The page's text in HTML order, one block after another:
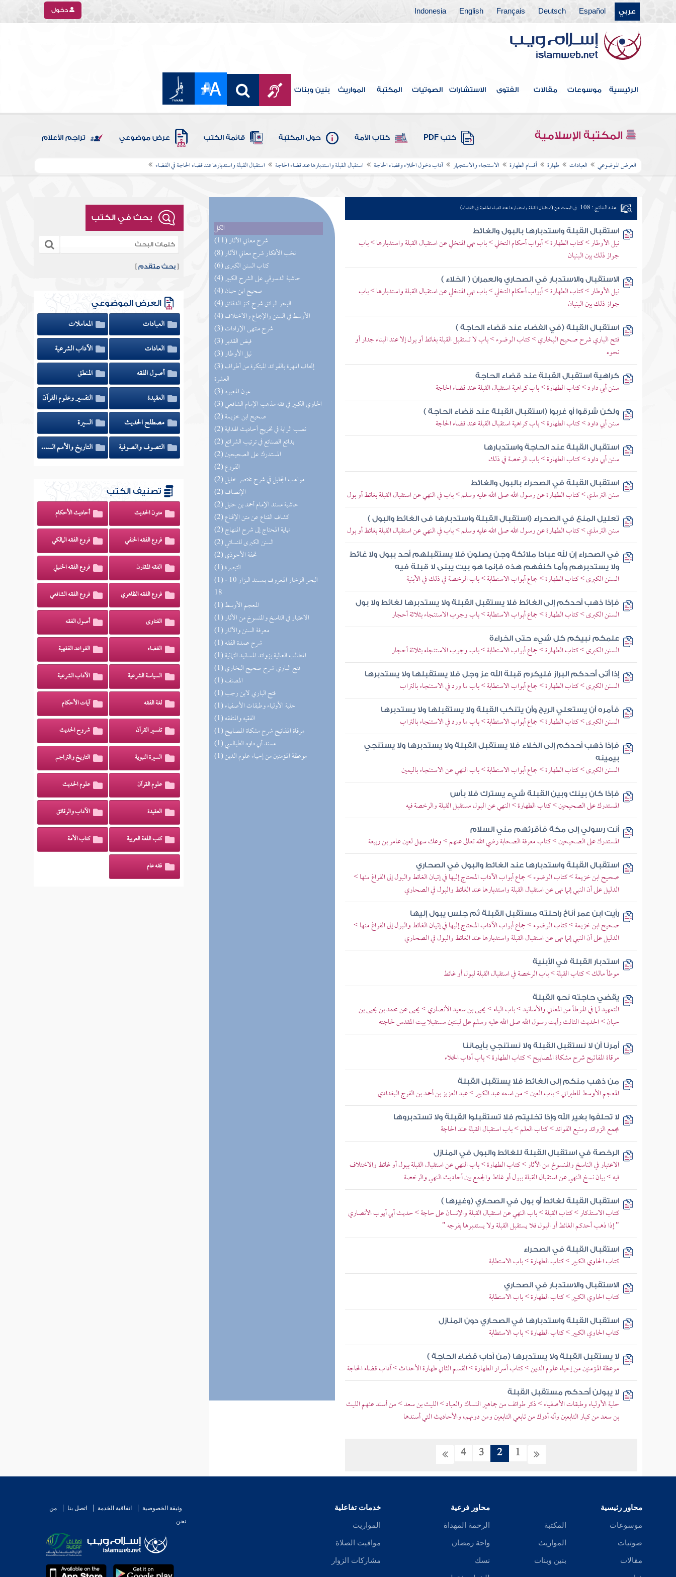
عربي Español
Deutsch
Français
English
Indonesia دخول
الرئيسية موسوعات مقالات الفتوى الاستشارات الصوتيات المكتبة المواريث بنين وبنات
المكتبة الإسلامية كتب PDF كتاب الأمة حول المكتبة قائمة الكتب عرض موضوعي تراجم الأعلام
العرض الموضوعي العبادات طهارة أقسام الطهارة الاستنجاء والاستجمار آداب دخول الخلاء وقضاء الحاجة استقبال القبلة واستدبارها عند قضاء الحاجة استقبال القبلة واستدبارها عند قضاء الحاجة في الفضاء
الكل
(11) شرح معاني الآثار
(8) نخب الأفكار شرح معاني الآثار
(6) كتاب السنن الكبرى
(4) حاشية الدسوقي على الشرح الكبير
(4) صحيح ابن حبان
(4) البحر الرائق شرح كنز الدقائق
(4) الأوسط في السنن والإجماع والاختلاف
(3) شرح منتهى الإرادات
(3) فيض القدير
(3) نيل الأوطار
(3) إتحاف المهرة بالفوائد المبتكرة من أطراف
العشرة
(3) عون المعبود
(3) الحاوي الكبير في فقه مذهب الإمام الشافعي
(2) صحيح ابن خزيمة
(2) نصب الراية في تخريج أحاديث الهداية
(2) بدائع الصنائع في ترتيب الشرائع
(2) المستدرك على الصحيحين
(2) الفروع
(2) مواهب الجليل في شرح مختصر خليل
(2) الإنصاف
(2) حاشية مسند الإمام أحمد بن حنبل
(2) كشاف القناع عن متن الإقناع
(2) نهاية المحتاج إلى شرح المنهاج
(2) السنن الكبرى للنسائي
(2) تحفة الأحوذي
(1) التبصرة
(1) البحر الزخار المعروف بمسند البزار 10 -
18
(1) المعجم الأوسط
(1) الاعتبار في الناسخ والمنسوخ من الأثار
(1) معرفة السنن والآثار
(1) شرح عمدة الفقه
(1) المطالب العالية بزوائد المسانيد الثمانية
(1) فتح الباري شرح صحيح البخاري
(1) المصنف
(1) فتح الباري لابن رجب
(1) حلية الأولياء وطبقات الأصفياء
(1) الفقيه والمتفقه
(1) مرقاة المفاتيح شرح مشكاة المصابيح
(1) مسند أبي داود الطيالسي
(1) موعظة المؤمنين من إحياء علوم الدين
عدد النتائج : 108 في البحث عن (استقبال القبلة واستدبارها عند قضاء الحاجة في الفضاء)
استقبال القبلة واستدبارها بالبول والغائط
نيل الأوطار > كتاب الطهارة > أبواب أحكام التخلي > باب نهي المتخلي عن استقبال القبلة واستدبارها > باب
جواز ذلك بين البنيان
الاستقبال والاستدبار في الصحاري والعمران ( الخلاء )
نيل الأوطار > كتاب الطهارة > أبواب أحكام التخلي > باب نهي المتخلي عن استقبال القبلة واستدبارها > باب
جواز ذلك بين البنيان
استقبال القبلة (في الفضاء عند قضاء الحاجة )
فتح الباري شرح صحيح البخاري > كتاب الوضوء > باب لا تستقبل القبلة بغائط أو بول إلا عند البناء جدار أو
نحوه
كراهية استقبال القبلة عند قضاء الحاجة
سنن أبي داود > كتاب الطهارة > باب كراهية استقبال القبلة عند قضاء الحاجة
ولكن شرقوا أو غربوا (استقبال القبلة عند قضاء الحاجة )
سنن أبي داود > كتاب الطهارة > باب كراهية استقبال القبلة عند قضاء الحاجة
استقبال القبلة عند الحاجة واستدبارها
سنن أبي داود > كتاب الطهارة > باب الرخصة في ذلك
استقبال القبلة في الصحراء بالبول والغائط
سنن الترمذي > كتاب الطهارة عن رسول الله صلى الله عليه وسلم > باب في النهي عن استقبال القبلة بغائط أو بول
تعليل المنع في الصحراء (استقبال القبلة واستدبارها فى الغائط والبول )
سنن الترمذي > كتاب الطهارة عن رسول الله صلى الله عليه وسلم > باب في النهي عن استقبال القبلة بغائط أو بول
في الصحراء إن لله عبادا ملائكة وجن يصلون فلا يستقبلهم أحد ببول ولا غائط
ولا يستدبرهم وأما كنفهم هذه فإنما هو بيت يبنى لا قبلة فيه
السنن الكبرى > كتاب الطهارة > جماع أبواب الاستطابة > باب الرخصة في ذلك في الأبنية
فإذا ذهب أحدكم إلى الغائط فلا يستقبل القبلة ولا يستدبرها لغائط ولا بول
السنن الكبرى > كتاب الطهارة > جماع أبواب الاستطابة > باب وجوب الاستنجاء بثلاثة أحجار
علمكم نبيكم كل شيء حتى الخراءة
السنن الكبرى > كتاب الطهارة > جماع أبواب الاستطابة > باب وجوب الاستنجاء بثلاثة أحجار
إذا أتى أحدكم البراز فليكرم قبلة الله عز وجل فلا يستقبلها ولا يستدبرها
السنن الكبرى > كتاب الطهارة > جماع أبواب الاستطابة > باب ما ورد في الاستنجاء بالتراب
فأمره أن يستعلي الريح وأن يتنكب القبلة ولا يستقبلها ولا يستدبرها
السنن الكبرى > كتاب الطهارة > جماع أبواب الاستطابة > باب ما ورد في الاستنجاء بالتراب
فإذا ذهب أحدكم إلى الخلاء فلا يستقبل القبلة ولا يستدبرها ولا يستنجي
بيمينه
السنن الكبرى > كتاب الطهارة > جماع أبواب الاستطابة > باب النهي عن الاستنجاء باليمين
فإذا كان بينك وبين القبلة شيء يسترك فلا بأس
المستدرك على الصحيحين > كتاب الطهارة > النهي عن البول مستقبل القبلة والرخصة فيه
أنت رسولي إلى مكة فأقرئهم مني السلام
المستدرك على الصحيحين > كتاب معرفة الصحابة رضي الله تعالى عنهم > وعك سهل لعين عامر بن ربيعة
استقبال القبلة واستدبارها عند الغائط والبول في الصحاري
صحيح ابن خزيمة > كتاب الوضوء > جماع أبواب الآداب المحتاج إليها في إتيان الغائط والبول إلى الفراغ منها >
الدليل على أن النبي إنما نهى عن استقبال القبلة واستدبارها عند الغائط والبول في الصحاري
رأيت ابن عمر أناخ راحلته مستقبل القبلة ثم جلس يبول إليها
صحيح ابن خزيمة > كتاب الوضوء > جماع أبواب الآداب المحتاج إليها في إتيان الغائط والبول إلى الفراغ منها >
الدليل على أن النبي إنما نهى عن استقبال القبلة واستدبارها عند الغائط والبول في الصحاري
استدبار القبلة في الأبنية
موطأ مالك > كتاب القبلة > باب الرخصة في استقبال القبلة لبول أو غائط
يقضي حاجته نحو القبلة
التمهيد لما في الموطأ من المعاني والأسانيد > باب الياء > يحيى بن سعيد الأنصاري > يحيى عن محمد بن يحيى بن
حبان > الحديث الثالث رأيت رسول الله صلى الله عليه وسلم على لبنتين مستقبلا بيت المقدس لحاجته
أمرنا أن لا نستقبل القبلة ولا نستنجي بأيماننا
مرقاة المفاتيح شرح مشكاة المصابيح > كتاب الطهارة > باب آداب الخلاء
من ذهب منكم إلى الغائط فلا يستقبل القبلة
المعجم الأوسط للطبراني > باب العين > من اسمه عبد الكبير > عبد العزيز بن أحمد بن الفرج البغدادي
لا تحلفوا بغير الله وإذا تخليتم فلا تستقبلوا القبلة ولا تستدبروها
مجمع الزوائد ومنبع الفوائد > كتاب العلم > باب استقبال القبلة عند الحاجة
الرخصة في استقبال القبلة للغائط والبول في المنازل
الاعتبار في الناسخ والمنسوخ من الآثار > كتاب الطهارة > باب النهي عن استقبال القبلة ببول أو غائط والاختلاف
فيه > بيان نسخ النهي عن استقبال القبلة ببول أو غائط والجمع بين أحاديث النهي والرخصة
استقبال القبلة لغائط أو بول في الصحاري (وغيرها )
كتاب الاستذكار > كتاب القبلة > باب النهي عن استقبال القبلة والإنسان على حاجة > حديث أبي أيوب الأنصاري
" إذا ذهب أحدكم الغائط أو البول فلا يستقبل القبلة ولا يستدبرها بفرجه "
استقبال القبلة في الصحراء
كتاب الحاوي الكبير > كتاب الطهارة > باب الاستطابة
الاستقبال والاستدبار في الصحاري
كتاب الحاوي الكبير > كتاب الطهارة > باب الاستطابة
استقبال القبلة واستدبارها في الصحاري دون المنازل
كتاب الحاوي الكبير > كتاب الطهارة > باب الاستطابة
لا يستقبل القبلة ولا يستدبرها (من آداب قضاء الحاجة )
موعظة المؤمنين من إحياء علوم الدين > كتاب أسرار الطهارة > القسم الثاني طهارة الأحداث > آداب قضاء الحاجة
لا يبولن أحدكم مستقبل القبلة
حلية الأولياء وطبقات الأصفياء > ذكر طوائف من جماهير النساك والعباد > الليث بن سعد > من أسند عنهم الليث
بن سعد من كبار التابعين وأنه أدرك من تابعي التابعين ومن دونهم، والأحاديث التي أسندها
1
2
3
4
بحث في الكتب
[بحث متقدم ]
العرض الموضوعي
العبادات
المعاملات
العادات
الآداب الشرعية
أصول الفقه
المنطق
العقيدة
التفسير وعلوم القرآن
مصطلح الحديث
السيرة
التصوف والصوفية
التاريخ والأمم السابقة
تصنيف الكتب
متون الحديث أحاديث الأحكام
فروع الفقه الحنفي فروع الفقه المالكي
الفقه المقارن فروع الفقه الحنبلي
فروع الفقه الظاهري فروع الفقه الشافعي
الفتاوى أصول الفقه
القضاء القواعد الفقهية
السياسة الشرعية الآداب الشرعية
لغة الفقه آيات الأحكام
تفسير القرآن شروح الحديث
السيرة النبوية التاريخ والتراجم
علوم القرآن علوم الحديث
العقيدة الآداب والرقائق
كتب اللغة العربية كتاب الأمة
فقه عام
محاور رئيسية
موسوعات
صوتيات
مقالات
المكتبة
المواريث
بنين وبنات
محاور فرعية
الرحمة المهداة
واحة رمضان
نسك
خدمات تفاعلية
المواريث
مواقيت الصلاة
مشاركات الزوار
وثيقة الخصوصية اتفاقية الخدمة اتصل بنا
من
نحن